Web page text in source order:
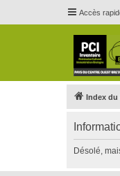
Accès
Index du
Désolé,